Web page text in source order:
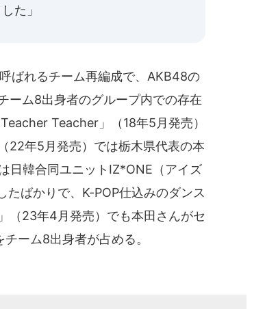
た」
ばれるチーム再編成で、AKB48の
ーム8出身者のグループ内での存在
Teacher」（18年5月発売）
22年5月発売）では栃木県代表の本
日韓合同ユニットIZ*ONE（アイズ
ばかりで、K-POP仕込みのダンス
（23年4月発売）でも本田さんがセ
ーム8出身者が占める。